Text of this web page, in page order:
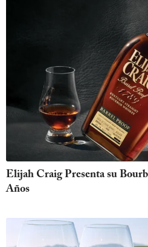
Elijah Craig Presenta su
Años